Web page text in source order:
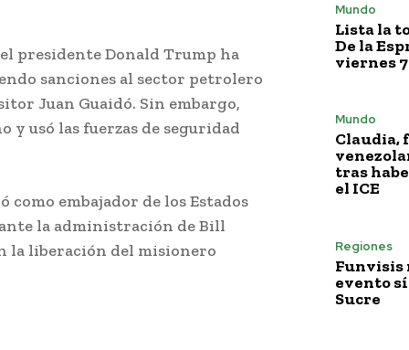
presidente Donald Trump ha
sanciones al sector petrolero
Juan Guaidó. Sin embargo,
usó las fuerzas de seguridad
como embajador de los Estados
la administración de Bill
liberación del misionero
Mundo
Lista la
De la
viernes 7
Mundo
Claudia,
tras
el ICE
Regiones
Funvisis
evento
Sucre